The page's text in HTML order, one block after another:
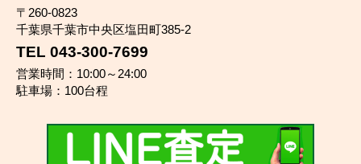
〒260-0823
千葉県千葉市中央区塩田町385-2
TEL 043-300-7699
営業時間：10:00～24:00
駐車場：100台程